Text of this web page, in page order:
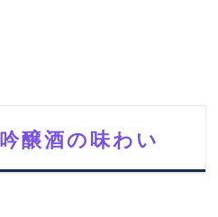
醸酒の味わい